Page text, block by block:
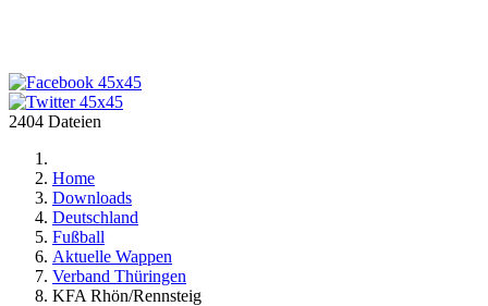
2404 Dateien
Home
Downloads
Deutschland
Fußball
Aktuelle Wappen
Verband Thüringen
KFA Rhön/Rennsteig